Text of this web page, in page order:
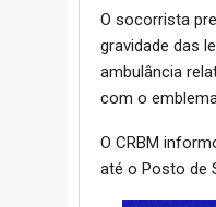
O socorrista
gravidade das
ambulância
com o
O CRBM
até o Posto de